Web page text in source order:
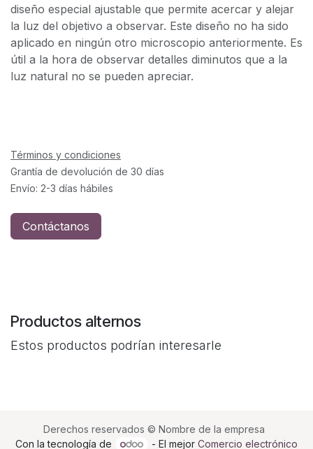
diseño especial ajustable que permite acercar y alejar
la luz del objetivo a observar. Este diseño no ha sido
aplicado en ningún otro microscopio anteriormente. Es
útil a la hora de observar detalles diminutos que a la
luz natural no se pueden apreciar.
Términos y condiciones
Grantía de devolución de 30 días
Envío: 2-3 días hábiles
Contáctanos
Productos alternos
Estos productos podrían interesarle
Derechos reservados © Nombre de la empresa
Con la tecnología de
- El mejor Comercio electrónico